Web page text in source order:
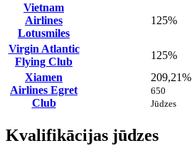
Vietnam
Airlines
Lotusmiles
125%
Virgin Atlantic
Flying Club
125%
Xiamen
Airlines Egret
Club
209,21%
650
Jūdzes
Kvalifikācijas jūdzes